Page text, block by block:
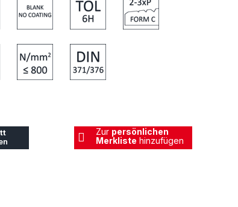
Zur persönlichen
Merkliste hinzufügen